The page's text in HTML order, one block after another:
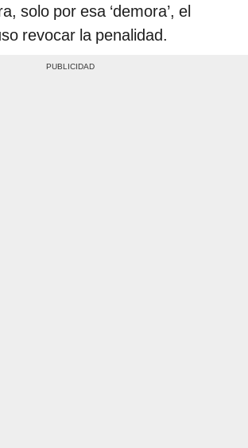
solo por esa ‘demora’, el
revocar la penalidad.